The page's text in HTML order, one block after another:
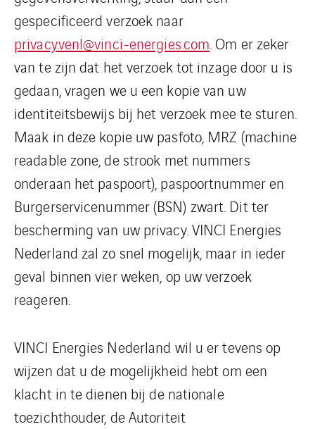
gespecificeerd verzoek naar
privacy.venl@vinci-energies.com. Om er zeker
van te zijn dat het verzoek tot inzage door u is
gedaan, vragen we u een kopie van uw
identiteitsbewijs bij het verzoek mee te sturen.
Maak in deze kopie uw pasfoto, MRZ (machine
readable zone, de strook met nummers
onderaan het paspoort), paspoortnummer en
Burgerservicenummer (BSN) zwart. Dit ter
bescherming van uw privacy. VINCI Energies
Nederland zal zo snel mogelijk, maar in ieder
geval binnen vier weken, op uw verzoek
reageren.
VINCI Energies Nederland wil u er tevens op
wijzen dat u de mogelijkheid hebt om een
klacht in te dienen bij de nationale
toezichthouder, de Autoriteit